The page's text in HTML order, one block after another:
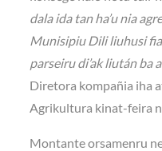
dala ida tan ha’u nia
Munisipiu Dili liuhusi
parseiru di’ak liután ba
Diretora kompañia iha
Agrikultura kinat-feira
Montante orsamenru